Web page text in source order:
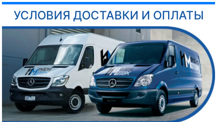
УСЛОВИЯ ДОСТАВКИ И ОПЛАТЫ